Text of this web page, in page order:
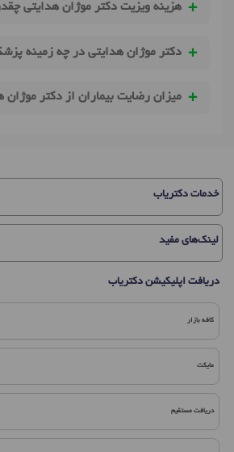
هزینه ویزیت دکتر موژان هدایتی
دکتر موژان هدایتی در چه زمینه
میزان رضایت بیماران از دکتر
خدمات دکتریاب
لینک‌های مفید
دریافت اپلیکیشن دکتریاب
کافه بازار
مایکت
دریافت مستقیم